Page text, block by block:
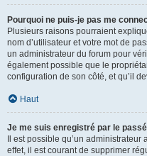
Pourquoi ne puis-je pas me
Plusieurs raisons pourraient
nom d’utilisateur et votre mot de
un administrateur du forum pour
également possible que le
configuration de son côté, et qu’il
Haut
Je me suis enregistré par le
Il est possible qu’un
effet, il est courant de supprimer